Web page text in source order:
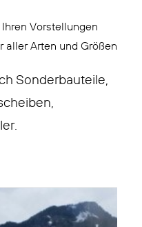
Vorstellungen
aller Arten und Größen
Sonderbauteile,